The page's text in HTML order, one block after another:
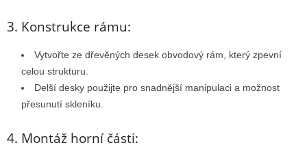
3. Konstrukce rámu:
Vytvořte ze dřevěných desek obvodový rám, který zpevní
celou strukturu.
Delší desky použijte pro snadnější manipulaci a možnost
přesunutí skleníku.
4. Montáž horní části: